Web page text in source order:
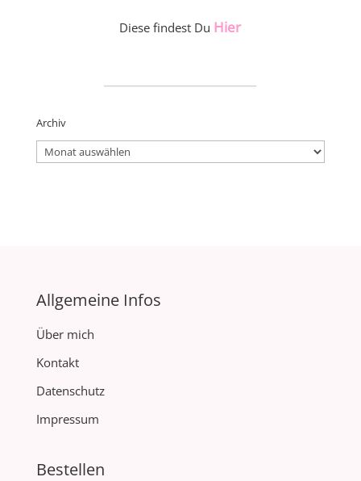
Diese findest Du Hier
Archiv
Archiv
Allgemeine Infos
Über mich
Kontakt
Datenschutz
Impressum
Bestellen